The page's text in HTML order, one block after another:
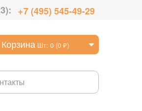
+7 (495) 545-49-29
Корзина Шт: 0 (0 ₽)